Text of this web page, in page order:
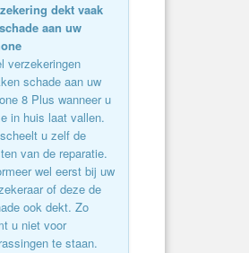
dekt vaak
aan uw
verzekeringen
schade aan uw
8 Plus wanneer u
in huis laat vallen.
u zelf de
van de reparatie.
wel eerst bij uw
of deze de
ook dekt. Zo
u niet voor
te staan.